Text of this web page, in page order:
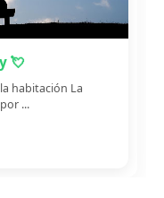
💘
habitación La
...